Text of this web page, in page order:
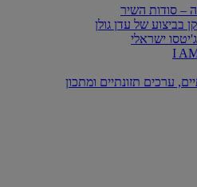
– סודות השיר
בביצוע של עדן גולן
ערכים תזונתיים ומתכון